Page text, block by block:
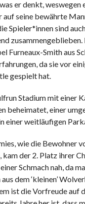
er denkt, weswegen
auf seine bewährte
Spieler*innen sind
zusammengeblieben.
Furneaux-Smith aus
da sie vor
gespielt hat.
Stadium mit einer
beheimatet, einer
einer weitläufigen
wie die Bewohner
kam der 2. Platz ihrer
Schmach nah, da
dem ‘kleinen’
ist die Vorfreude auf